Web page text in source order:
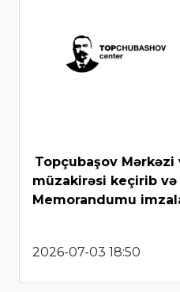
Topçubaşov Mərkəzi
müzakirəsi keçirib və
Memorandumu
2026-07-03 18:50